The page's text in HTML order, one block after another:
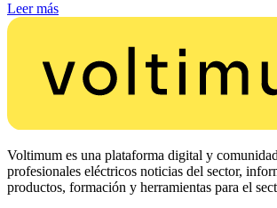
Leer más
Voltimum es una plataforma digital y
profesionales eléctricos noticias del sector,
productos, formación y herramientas para el